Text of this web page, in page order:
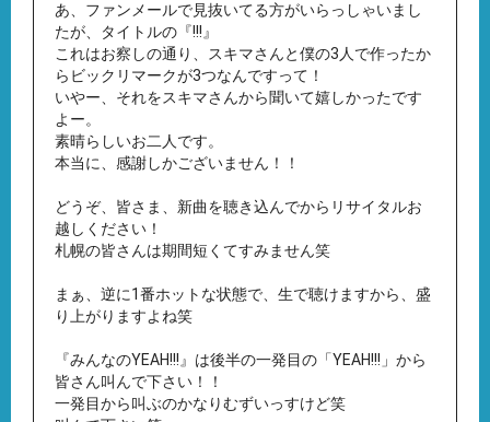
あ、ファンメールで見抜いてる方がいらっしゃいまし
たが、タイトルの『!!!』
これはお察しの通り、スキマさんと僕の3人で作ったか
らビックリマークが3つなんですって！
いやー、それをスキマさんから聞いて嬉しかったです
よー。
素晴らしいお二人です。
本当に、感謝しかございません！！
どうぞ、皆さま、新曲を聴き込んでからリサイタルお
越しください！
札幌の皆さんは期間短くてすみません笑
まぁ、逆に1番ホットな状態で、生で聴けますから、盛
り上がりますよね笑
『みんなのYEAH!!!』は後半の一発目の「YEAH!!!」から
皆さん叫んで下さい！！
一発目から叫ぶのかなりむずいっすけど笑